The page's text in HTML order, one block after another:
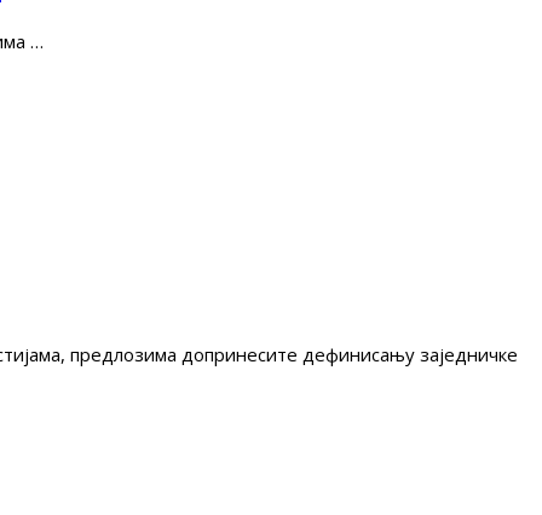
…
предлозима допринесите дефинисању заједничке